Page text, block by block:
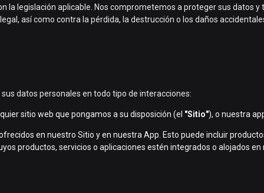
la legislación aplicable. Nos comprometemos a proteger sus datos
así como contra la pérdida, la destrucción o los daños
datos personales en todo tipo de interacciones:
sitio web que pongamos a su disposición (el "Sitio"), o nuestra
en nuestro Sitio y en nuestra App. Esto puede incluir
productos, servicios o aplicaciones estén integrados o alojados